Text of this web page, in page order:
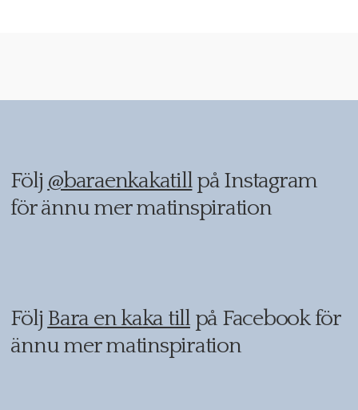
Följ @baraenkakatillpå Instagram
för ännu mer matinspiration
Följ Bara en kaka tillpå Facebook för
ännu mer matinspiration